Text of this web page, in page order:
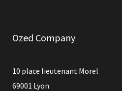
Ozed Company
10 place lieutenant Morel
69001 Lyon